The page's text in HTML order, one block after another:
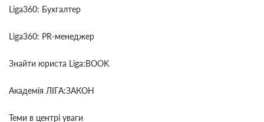
Liga360: Бухгалтер
Liga360: PR-менеджер
Знайти юриста Liga:BOOK
Академія ЛІГА:ЗАКОН
Теми в центрі уваги